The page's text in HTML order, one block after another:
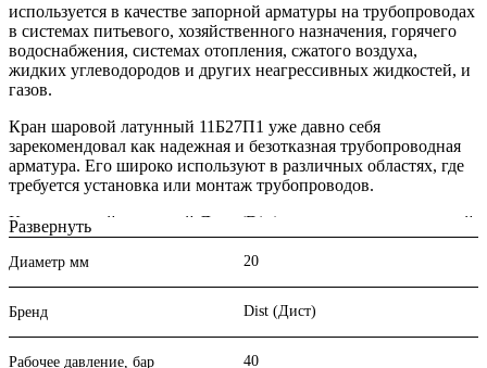
используется в качестве запорной арматуры на трубопроводах
в системах питьевого, хозяйственного назначения, горячего
водоснабжения, системах отопления, сжатого воздуха,
жидких углеводородов и других неагрессивных жидкостей, и
газов.
Кран шаровой латунный 11Б27П1 уже давно себя
зарекомендовал как надежная и безотказная трубопроводная
арматура. Его широко используют в различных областях, где
требуется установка или монтаж трубопроводов.
Кран шаровой латунный Дист (Dist) состоит из неподвижной
части и вращающегося шарового запирающего элемента.
Благодаря шаровому элементу перекрытие потока происходит
гидравлическими значениями давления до Ру 40
включительно.
Развернуть
Диаметр мм 20
Бренд Dist (Дист)
Рабочее давление, бар 40